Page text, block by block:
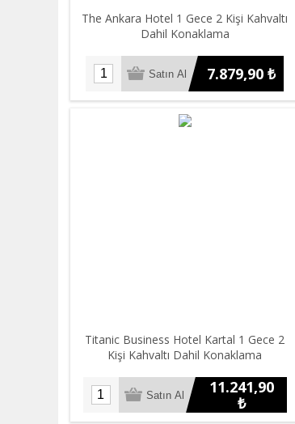
The Ankara Hotel 1 Gece 2 Kişi Kahvaltı
Dahil Konaklama
7.879,90 ₺
Titanic Business Hotel Kartal 1 Gece 2
Kişi Kahvaltı Dahil Konaklama
11.241,90
₺